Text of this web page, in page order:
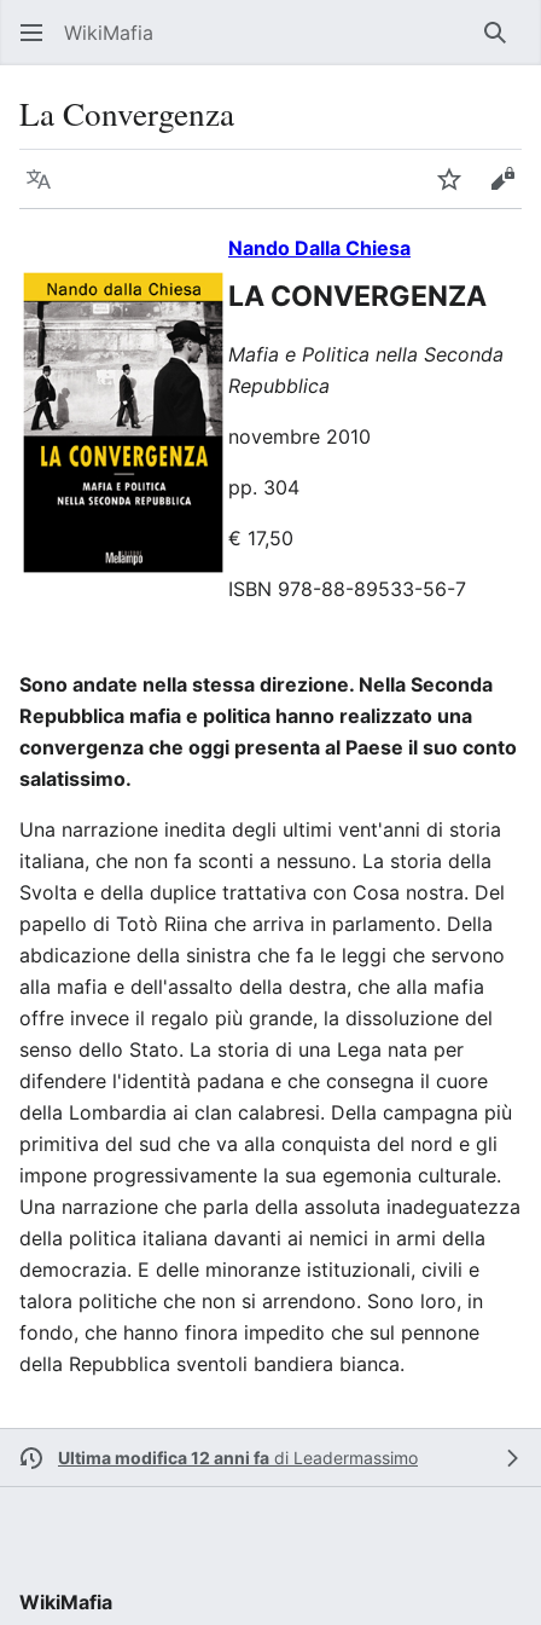
WikiMafia
La Convergenza
Lingua Segui
Nando Dalla Chiesa
LA CONVERGENZA
Mafia e Politica nella Seconda
Repubblica
novembre 2010
pp. 304
€ 17,50
ISBN 978-88-89533-56-7
Sono andate nella stessa direzione. Nella Seconda
Repubblica mafia e politica hanno realizzato una
convergenza che oggi presenta al Paese il suo conto
salatissimo.
Una narrazione inedita degli ultimi vent'anni di storia
italiana, che non fa sconti a nessuno. La storia della
Svolta e della duplice trattativa con Cosa nostra. Del
papello di Totò Riina che arriva in parlamento. Della
abdicazione della sinistra che fa le leggi che servono
alla mafia e dell'assalto della destra, che alla mafia
offre invece il regalo più grande, la dissoluzione del
senso dello Stato. La storia di una Lega nata per
difendere l'identità padana e che consegna il cuore
della Lombardia ai clan calabresi. Della campagna più
primitiva del sud che va alla conquista del nord e gli
impone progressivamente la sua egemonia culturale.
Una narrazione che parla della assoluta inadeguatezza
della politica italiana davanti ai nemici in armi della
democrazia. E delle minoranze istituzionali, civili e
talora politiche che non si arrendono. Sono loro, in
fondo, che hanno finora impedito che sul pennone
della Repubblica sventoli bandiera bianca.
Ultima modifica 12 anni fa di Leadermassimo
WikiMafia